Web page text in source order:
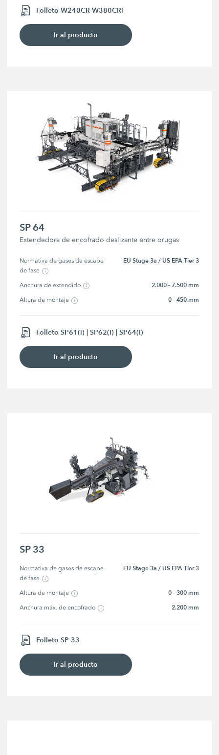
Folleto W240CR-W380CRi
Ir al producto
SP 64
Extendedora de encofrado deslizante entre orugas
Normativa de gases de escape
de fase
EU Stage 3a / US EPA Tier 3
Anchura de extendido 2.000 - 7.500 mm
Altura de montaje 0 - 450 mm
Folleto SP61(i) | SP62(i) | SP64(i)
Ir al producto
SP 33
Normativa de gases de escape
de fase
EU Stage 3a / US EPA Tier 3
Altura de montaje 0 - 300 mm
Anchura máx. de encofrado 2.200 mm
Folleto SP 33
Ir al producto